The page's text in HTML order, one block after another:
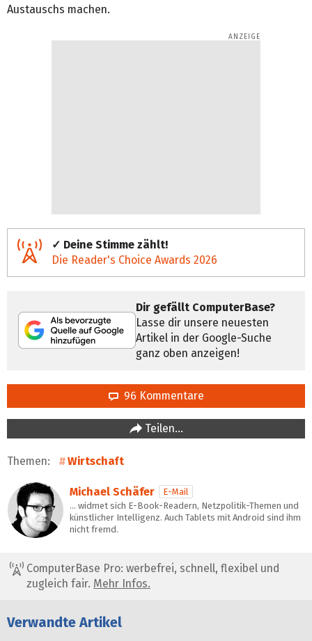
Austauschs machen.
✓ Deine Stimme zählt!
Die Reader's Choice Awards 2026
Dir gefällt ComputerBase?
Lasse dir unsere neuesten
Artikel in der Google-Suche
ganz oben anzeigen!
96 Kommentare
Teilen…
Themen: Wirtschaft
Michael Schäfer
E-Mail
… widmet sich E-Book-Readern, Netzpolitik-Themen und
künstlicher Intelligenz. Auch Tablets mit Android sind ihm
nicht fremd.
ComputerBase Pro: werbefrei, schnell, flexibel und
zugleich fair. Mehr Infos.
Verwandte Artikel